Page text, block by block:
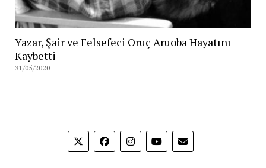
Yazar, Şair ve Felsefeci Oruç Aruoba Hayatını
Kaybetti
31/05/2020